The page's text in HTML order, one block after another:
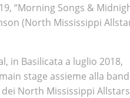
“Morning Songs &
(North Mississippi
in Basilicata a luglio 2018,
stage assieme alla
North Mississippi